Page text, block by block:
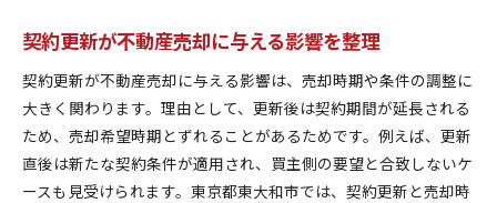
契約更新が不動産売却に与える影響を整理
契約更新が不動産売却に与える影響は、売却時期や条件の調整に
大きく関わります。理由として、更新後は契約期間が延長される
ため、売却希望時期とずれることがあるためです。例えば、更新
直後は新たな契約条件が適用され、買主側の要望と合致しないケ
ースも見受けられます。東京都東大和市では、契約更新と売却時